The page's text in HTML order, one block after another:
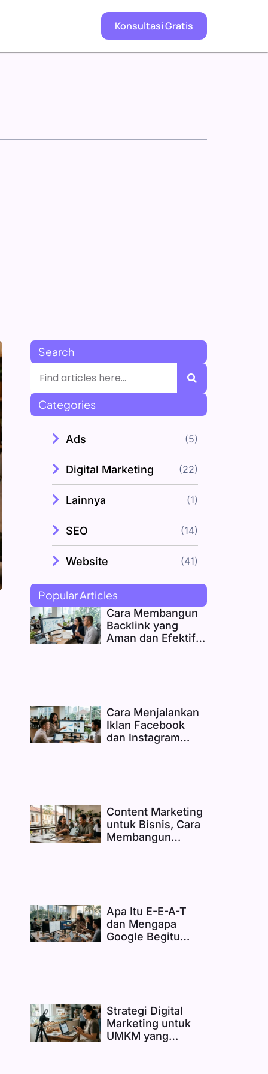
Konsultasi Gratis
Search
Categories
Ads (5)
Digital Marketing (22)
Lainnya (1)
SEO (14)
Website (41)
Popular Articles
Cara Membangun
Backlink yang
Aman dan Efektif
Cara Menjalankan
Iklan Facebook
dan Instagram
Content Marketing
untuk Bisnis, Cara
Membangun
Apa Itu E-E-A-T
dan Mengapa
Google Begitu
Strategi Digital
Marketing untuk
UMKM yang